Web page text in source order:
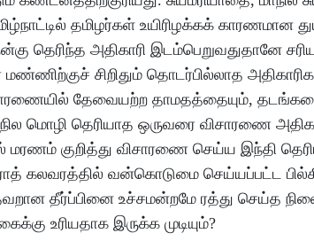
தமிழர்கள் உயிரிழக்கக் காரணமான
தெரிந்த அதிகாரி இடம்பெறுவதுதானே
மண்ணிற்குச் சிறிதும் தொடர்பில்லாத
தேவையற்ற தாமதத்தையும்,
மொழி தெரியாத ஒருவரை விசாரணை
மரணம் குறித்து விசாரணை செய்ய இந்தி
கலவரத்தில் வன்கொடுமை செய்யப்பட்ட
தீர்ப்பினை உச்சமன்றமே ரத்து செய்த
உரியதாக இருக்க முடியும்?